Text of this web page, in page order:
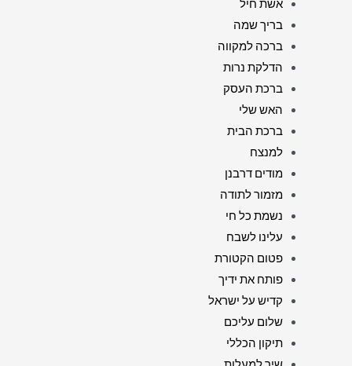
אשת חיל
בריך שמה
ברכה למקווה
הדלקת נרות
ברכת העסק
האש שלי
ברכת הבית
למנצח
מודים דרבנן
מזמור לתודה
נשמת כל חי
עלינו לשבח
פטום הקטורת
פותח את ידיך
קדיש על ישראל
שלום עליכם
תיקון הכללי